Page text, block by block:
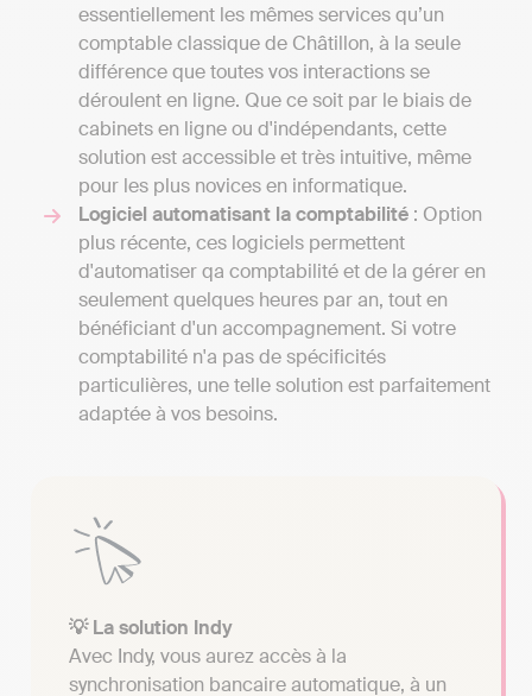
essentiellement les mêmes services qu’un
comptable classique de Châtillon, à la seule
différence que toutes vos interactions se
déroulent en ligne. Que ce soit par le biais de
cabinets en ligne ou d'indépendants, cette
solution est accessible et très intuitive, même
pour les plus novices en informatique.
Logiciel automatisant la comptabilité : Option
plus récente, ces logiciels permettent
d'automatiser qa comptabilité et de la gérer en
seulement quelques heures par an, tout en
bénéficiant d'un accompagnement. Si votre
comptabilité n'a pas de spécificités
particulières, une telle solution est parfaitement
adaptée à vos besoins.
💡 La solution Indy
Avec Indy, vous aurez accès à la
synchronisation bancaire automatique, à un